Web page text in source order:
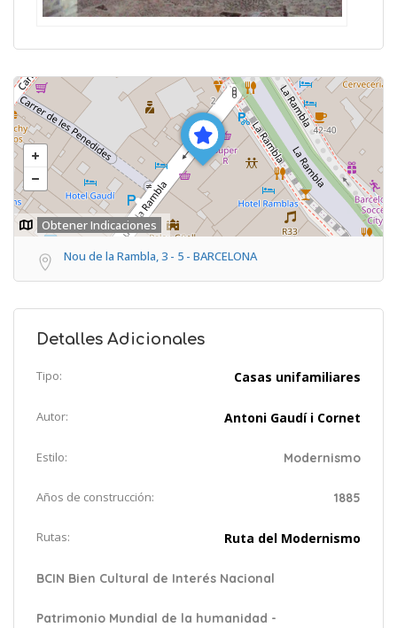
Obtener Indicaciones
Nou de la Rambla, 3 - 5 - BARCELONA
Detalles Adicionales
Tipo: Casas unifamiliares
Autor: Antoni Gaudí i Cornet
Estilo: Modernismo
Años de construcción: 1885
Rutas: Ruta del Modernismo
BCIN Bien Cultural de Interés Nacional
Patrimonio Mundial de la humanidad -